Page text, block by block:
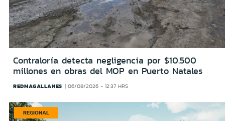
Contraloría detecta negligencia por $10.500
millones en obras del MOP en Puerto Natales
REDMAGALLANES 06/08/2026 - 12:37 HRS
REGIONAL